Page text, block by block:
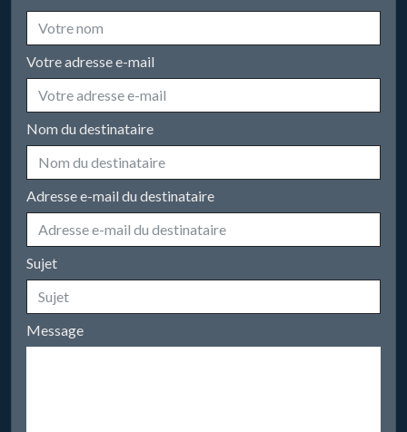
Votre adresse e-mail
Nom du destinataire
Adresse e-mail du destinataire
Sujet
Message